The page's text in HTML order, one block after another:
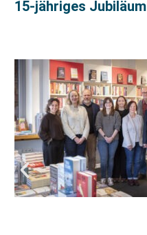
15-jähriges Jubiläum